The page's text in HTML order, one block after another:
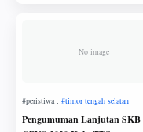
No image
Pengumuman Lanjutan SKB